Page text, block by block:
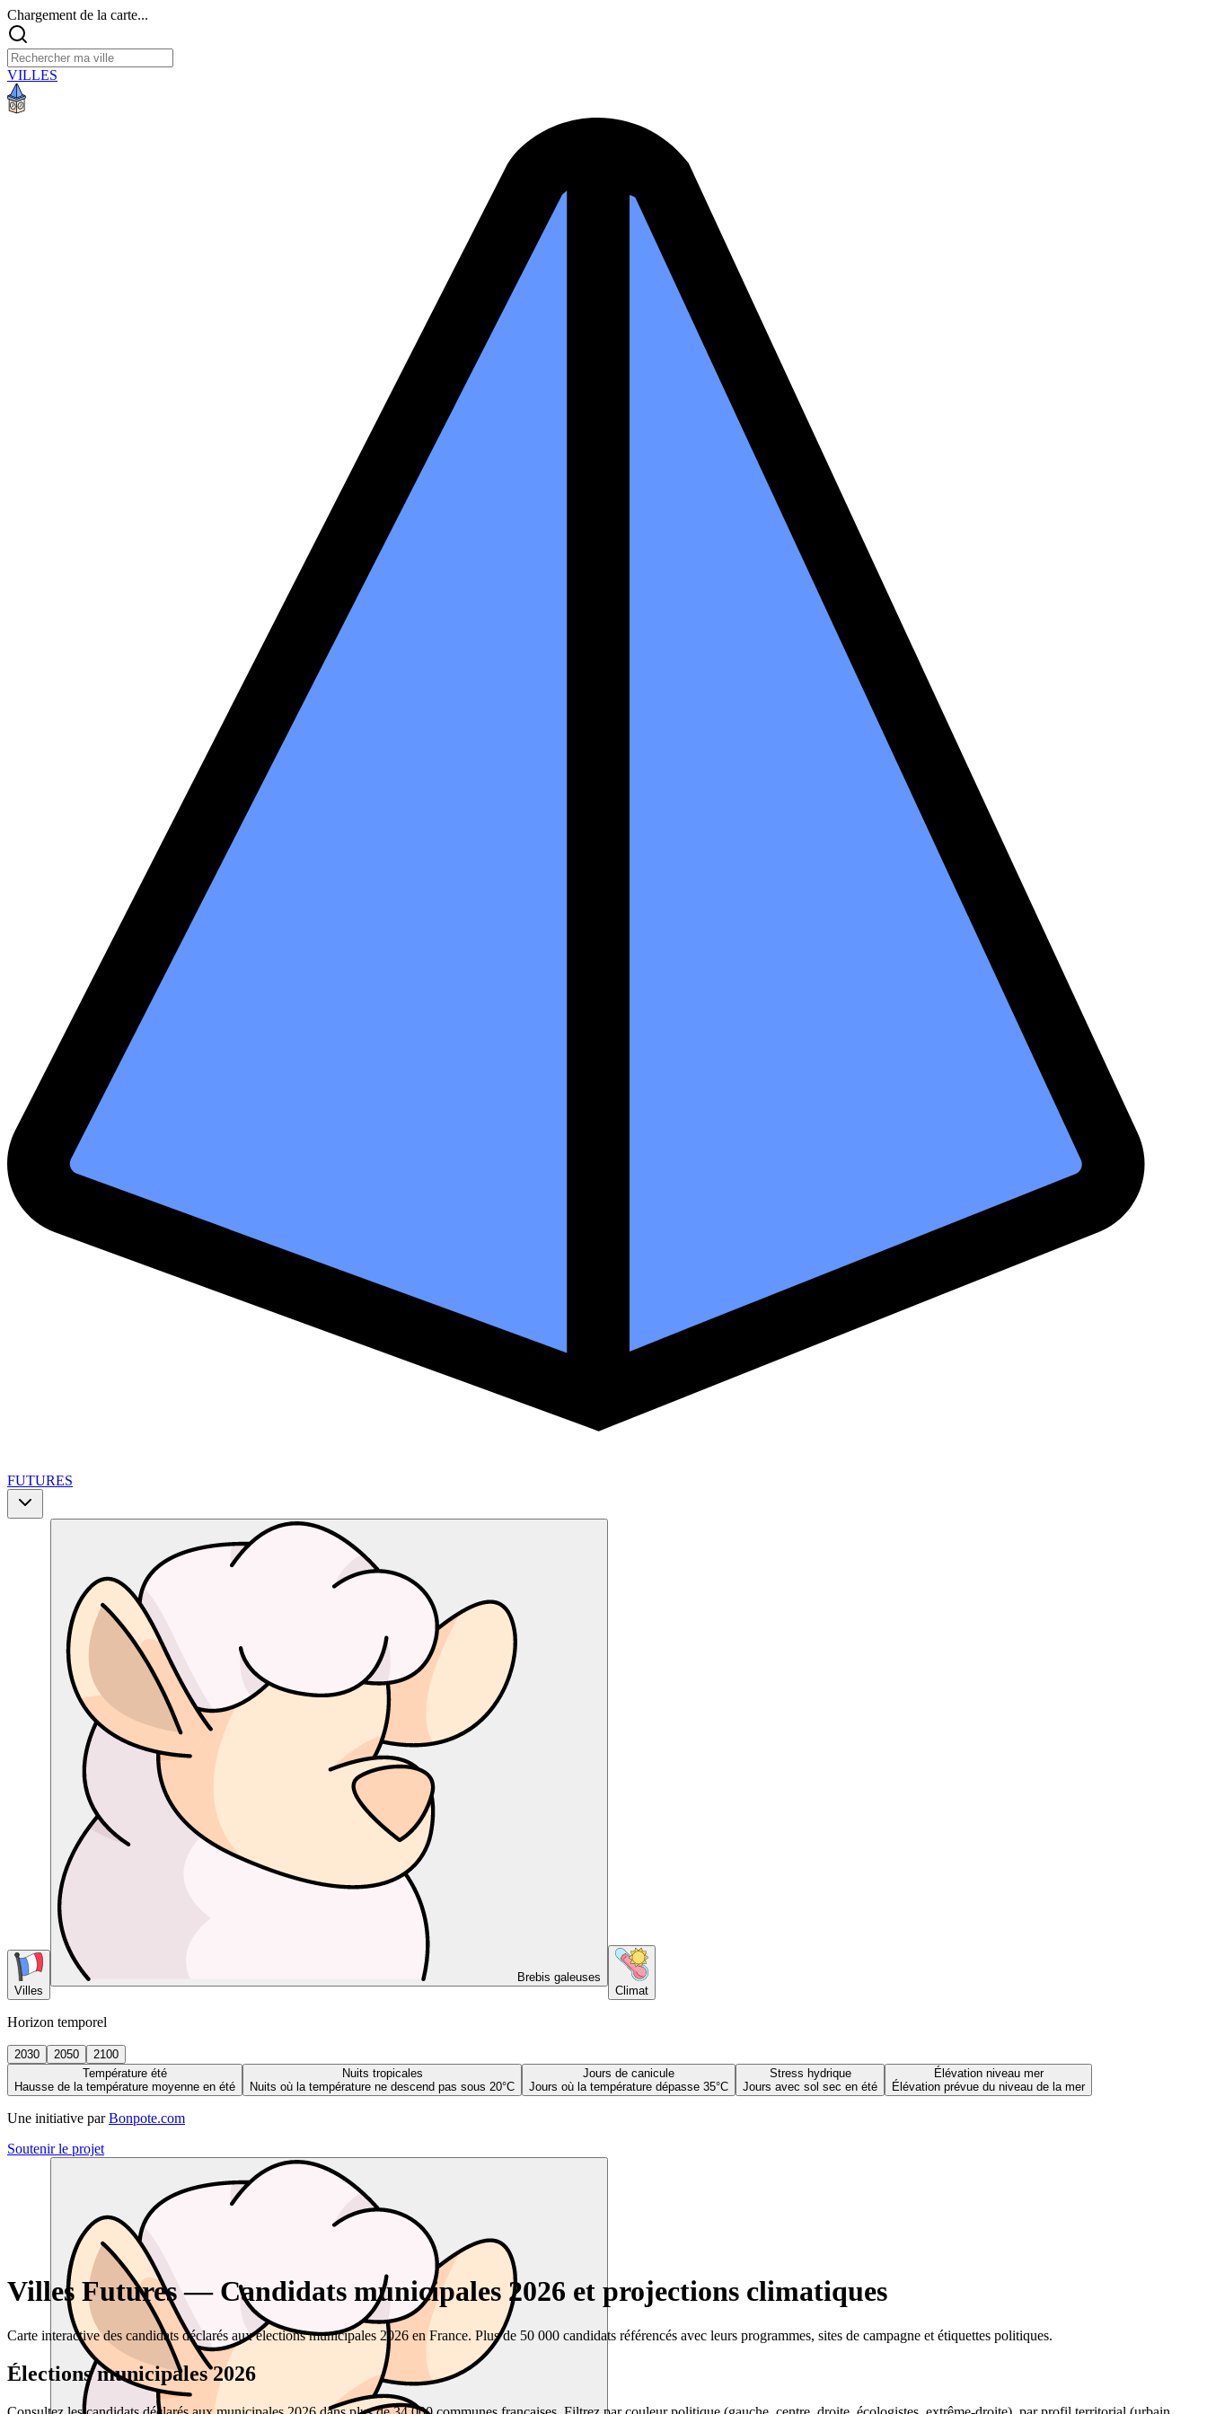
Chargement de la carte...
VILLES
FUTURES
Villes
Brebis galeuses
Climat
Horizon temporel
2030 2050
2100
Température été
Hausse de la température moyenne en été
Nuits tropicales
Nuits où la température ne descend pas sous 20°C
Jours de canicule
Jours où la température dépasse 35°C
Stress hydrique
Jours avec sol sec en été
Élévation niveau mer
Élévation prévue du niveau de la mer
Une initiative par Bonpote.com
Soutenir le projet
Villes Futures — Candidats municipales 2026 et projections climatiques
Carte interactive des candidats déclarés aux élections municipales 2026 en France. Plus de 50 000 candidats référencés avec leurs programmes, sites de campagne et étiquettes politiques.
Élections municipales 2026